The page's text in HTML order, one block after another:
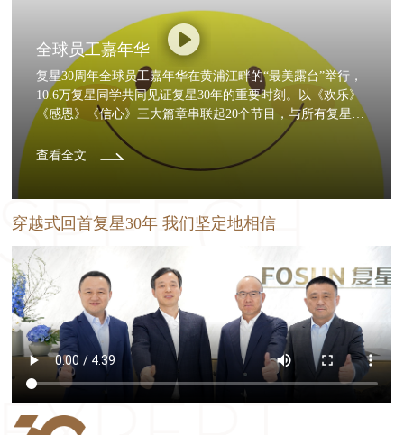
全球员工嘉年华
复星30周年全球员工嘉年华在黄浦江畔的“最美露台”举行，
10.6万复星同学共同见证复星30年的重要时刻。以《欢乐》
《感恩》《信心》三大篇章串联起20个节目，与所有复星同
学共享了一场温馨欢乐的全球盛宴。
查看全文
穿越式回首复星30年 我们坚定地相信